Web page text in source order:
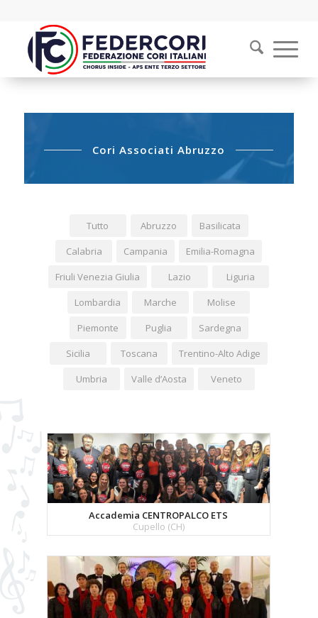
Cori Associati Abruzzo
Tutto Abruzzo
Basilicata
Calabria
Campania
Emilia-Romagna
Friuli Venezia Giulia
Lazio
Liguria
Lombardia
Marche
Molise
Piemonte
Puglia
Sardegna
Sicilia
Toscana
Trentino-Alto Adige
Umbria
Valle d’Aosta Veneto
Accademia CENTROPALCO ETS
Cupello (CH)